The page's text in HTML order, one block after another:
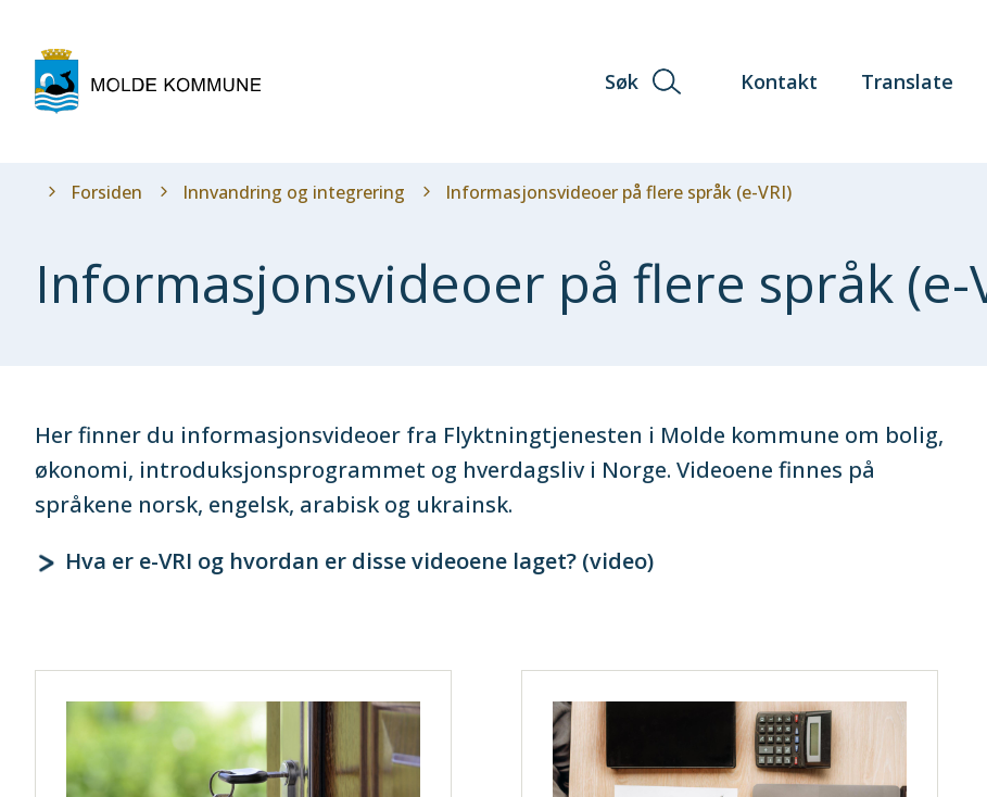
kommune
Søk Kontakt Translate
Du
Forsiden Innvandring og integrering Informasjonsvideoer på flere språk (e-VRI)
Informasjonsvideoer på flere språk (e-
Her finner du informasjonsvideoer fra Flyktningtjenesten i Molde kommune om bolig,
økonomi, introduksjonsprogrammet og hverdagsliv i Norge. Videoene finnes på
språkene norsk, engelsk, arabisk og ukrainsk.
Hva er e-VRI og hvordan er disse videoene laget? (video)